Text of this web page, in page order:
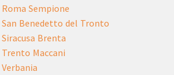
Sempione
Benedetto del Tronto
Brenta
Maccani